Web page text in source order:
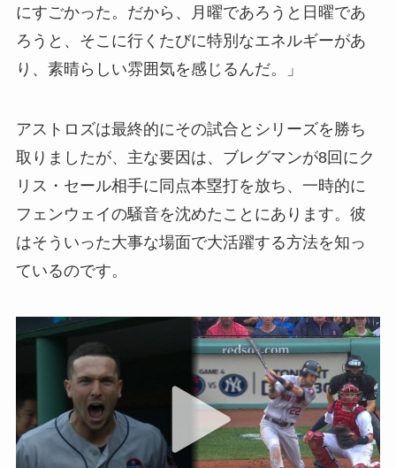
にすごかった。だから、月曜であろうと日曜であ
ろうと、そこに行くたびに特別なエネルギーがあ
り、素晴らしい雰囲気を感じるんだ。」
アストロズは最終的にその試合とシリーズを勝ち
取りましたが、主な要因は、ブレグマンが8回にク
リス・セール相手に同点本塁打を放ち、一時的に
フェンウェイの騒音を沈めたことにあります。彼
はそういった大事な場面で大活躍する方法を知っ
ているのです。